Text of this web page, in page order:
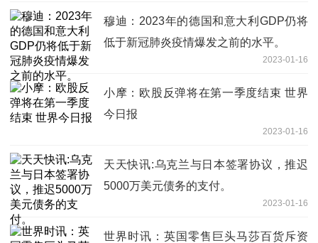
穆迪：2023年的德国和意大利GDP仍将
低于新冠肺炎疫情爆发之前的水平。
2023-01-16
小摩：欧股反弹将在第一季度结束 世界
今日报
2023-01-16
天天快讯:乌克兰与日本签署协议，推迟
5000万美元债务的支付。
2023-01-16
世界时讯：英国零售巨头马莎百货斥资